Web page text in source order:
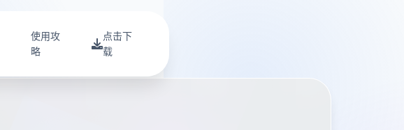
使用攻
略
点击下
载